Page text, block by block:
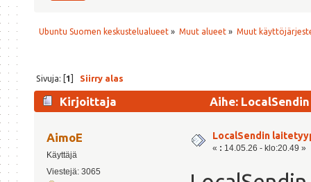
Ubuntu Suomen keskustelualueet » Muut alueet» Muut
Sivuja: [1] Siirry alas
Kirjoittaja Aihe:
AimoE
Käyttäjä
Viestejä: 3065
LocalSendin
« : 14.05.26 - klo:20.49 »